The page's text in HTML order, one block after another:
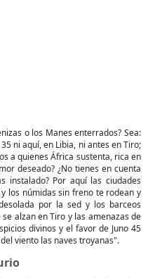
o los Manes enterrados? Sea:
ni aquí, en Libia, ni antes en Tiro;
a quienes África sustenta, rica en
deseado? ¿No tienes en cuenta
instalado? Por aquí las ciudades
los númidas sin freno te rodean y
por la sed y los barceos
alzan en Tiro y las amenazas de
divinos y el favor de Juno 45
viento las naves troyanas".